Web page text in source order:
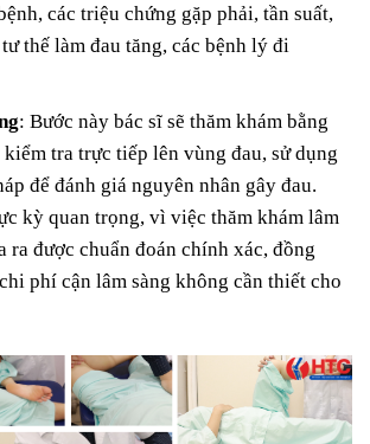
các triệu chứng gặp phải, tần suất,
thế làm đau tăng, các bệnh lý đi
: Bước này bác sĩ sẽ thăm khám bằng
tra trực tiếp lên vùng đau, sử dụng
để đánh giá nguyên nhân gây đau.
kỳ quan trọng, vì việc thăm khám lâm
ra được chuẩn đoán chính xác, đồng
phí cận lâm sàng không cần thiết cho